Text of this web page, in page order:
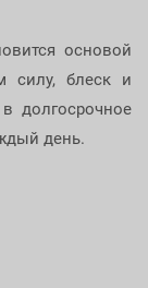
основой
силу, блеск и
долгосрочное
день.